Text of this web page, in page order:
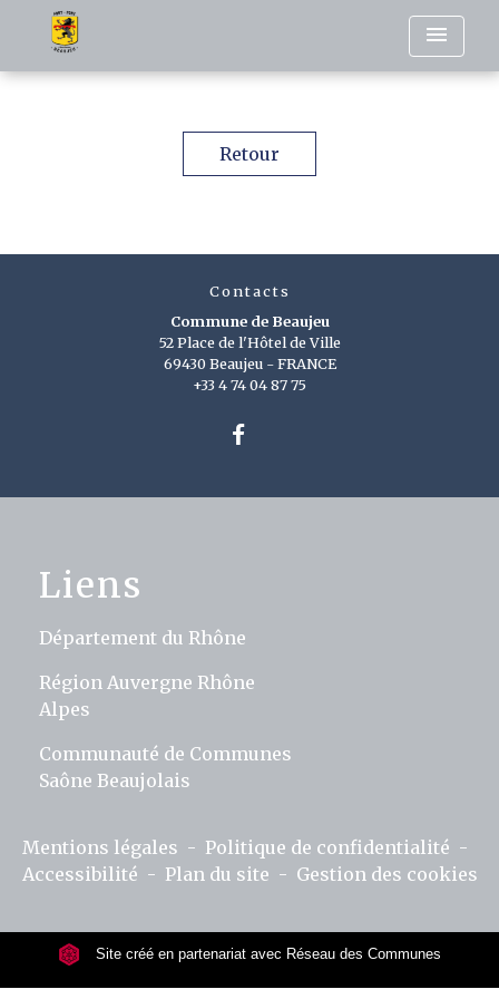
menu
Retour
Contacts
Commune de Beaujeu
52 Place de l'Hôtel de Ville
69430 Beaujeu - FRANCE
+33 4 74 04 87 75
Liens
Département du Rhône
Région Auvergne Rhône
Alpes
Communauté de Communes
Saône Beaujolais
Mentions légales - Politique de confidentialité -
Accessibilité - Plan du site - Gestion des cookies
Site créé en partenariat avec Réseau des Communes